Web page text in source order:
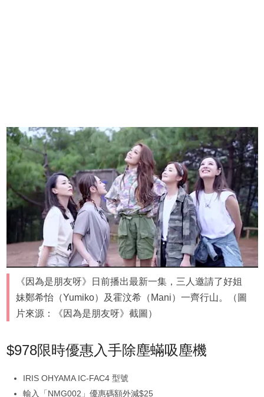
《因為是朋友呀》日前播出最新一集，三人邀請了好姐
妹鄭希怡（Yumiko）及霍汶希（Mani）一齊行山。（圖
片來源：《因為是朋友呀》截圖）
$978限時優惠入手除塵蟎吸塵機
IRIS OHYAMA IC-FAC4 型號
輸入「NMG002」優惠碼額外減$25